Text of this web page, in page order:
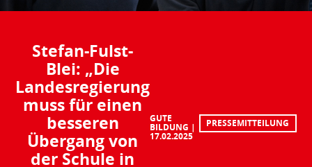
Stefan-Fulst-
Blei: „Die
Landesregierung
muss für einen
besseren
Übergang von
der Schule in
GUTE
BILDUNG
17.02.2025
PRESSEMITTEILUNG